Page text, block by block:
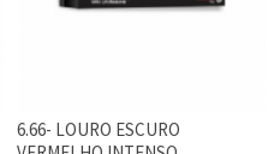
6.66- LOURO ESCURO